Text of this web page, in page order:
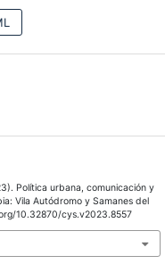
Política urbana, comunicación y
Vila Autódromo y Samanes del
10.32870/cys.v2023.8557